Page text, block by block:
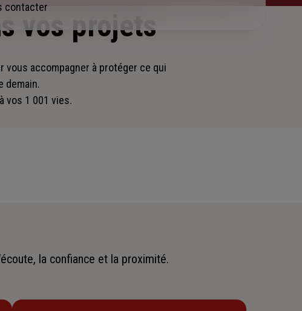
contacter
vos projets
vous accompagner à protéger ce qui
demain.
vos 1 001 vies.
la confiance et la proximité.